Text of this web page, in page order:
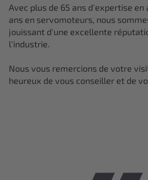
Avec plus de 65 ans d'expertise
ans en servomoteurs, nous
jouissant d'une excellente
l'industrie.
Nous vous remercions de votre
heureux de vous conseiller et de